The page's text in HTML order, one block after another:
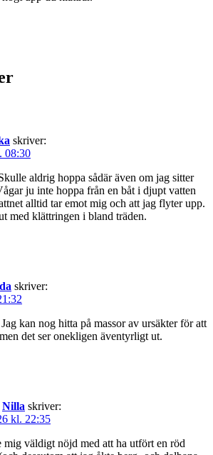
skriver:
08:30
aldrig hoppa sådär även om jag sitter
ju inte hoppa från en båt i djupt vatten
alltid tar emot mig och att jag flyter upp.
med klättringen i bland träden.
skriver:
kan nog hitta på massor av ursäkter för att
det ser onekligen äventyrligt ut.
Nilla skriver:
kl. 22:35
mig väldigt nöjd med att ha utfört en röd